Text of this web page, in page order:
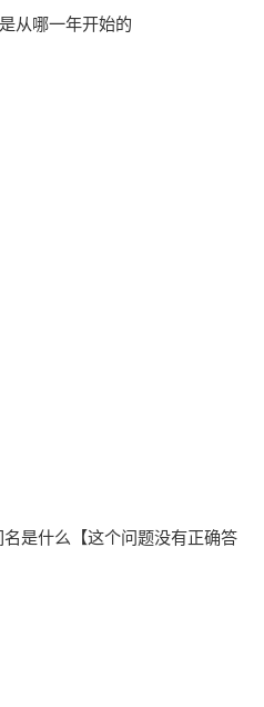
从哪一年开始的
是什么【这个问题没有正确答